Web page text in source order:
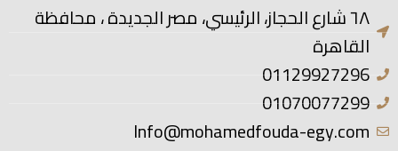
٦٨ شارع الحجاز، الرئيسي، مصر الجديدة ، محافظة
القاهرة
01129927296
01070077299
Info@mohamedfouda-egy.com